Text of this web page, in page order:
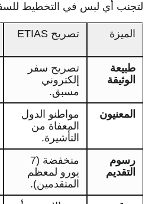
لتجنب أي لبس في التخطيط
الميزة تصريح ETIAS
طبيعة
الوثيقة
تصريح سفر
إلكتروني
مسبق.
المعنيون
مواطنو الدول
المعفاة من
التأشيرة.
رسوم
التقديم
منخفضة (7
يورو لمعظم
المتقدمين).